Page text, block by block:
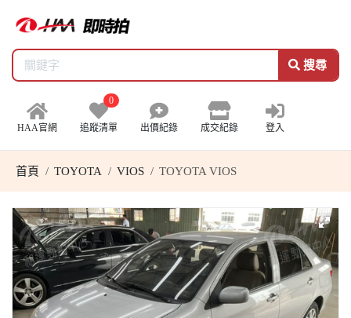
搜尋
HAA官網
0
追蹤清單 出價紀錄 成交紀錄 登入
首頁 TOYOTA VIOS TOYOTA VIOS